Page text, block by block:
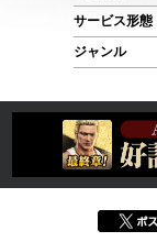
サービス形態
ジャンル